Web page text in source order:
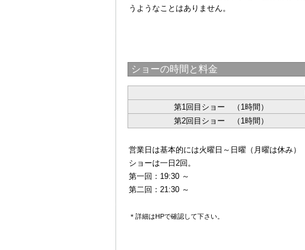
うようなことはありません。
ショーの時間と料金
第1回目ショー （1時間）
第2回目ショー （1時間）
営業日は基本的には火曜日～日曜（月曜は休み）
ショーは一日2回。
第一回：19:30 ～
第二回：21:30 ～
＊詳細はHPで確認して下さい。